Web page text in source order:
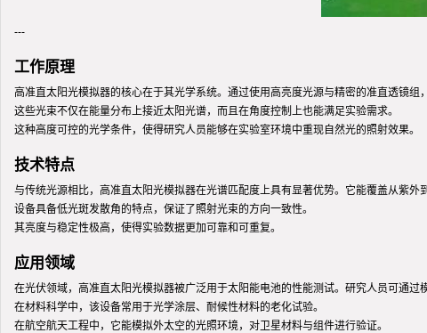
---
工作原理
高准直太阳光模拟器的核心在于其光学系统。通过使用高亮度光源与精密的准直透镜组
这些光束不仅在能量分布上接近太阳光谱，而且在角度控制上也能满足实验需求。
这种高度可控的光学条件，使得研究人员能够在实验室环境中重现自然光的照射效果。
技术特点
与传统光源相比，高准直太阳光模拟器在光谱匹配度上具有显著优势。它能覆盖从紫外
设备具备低光斑发散角的特点，保证了照射光束的方向一致性。
其亮度与稳定性极高，使得实验数据更加可靠和可重复。
应用领域
在光伏领域，高准直太阳光模拟器被广泛用于太阳能电池的性能测试。研究人员可通过
在材料科学中，该设备常用于光学涂层、耐候性材料的老化试验。
在航空航天工程中，它能模拟外太空的光照环境，对卫星材料与组件进行验证。